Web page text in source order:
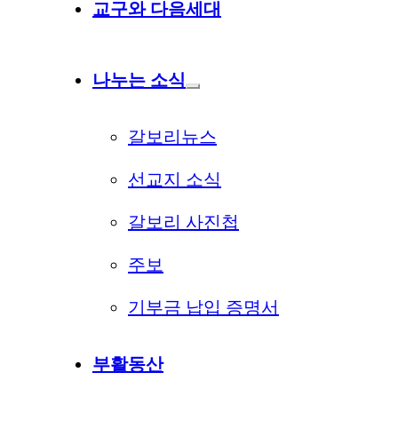
교구와 다음세대
나누는 소식
갈보리뉴스
선교지 소식
갈보리 사진첩
주보
기부금 납입 증명서
부활동산